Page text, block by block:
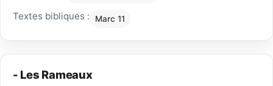
Textes bibliques : Marc 11
- Les Rameaux